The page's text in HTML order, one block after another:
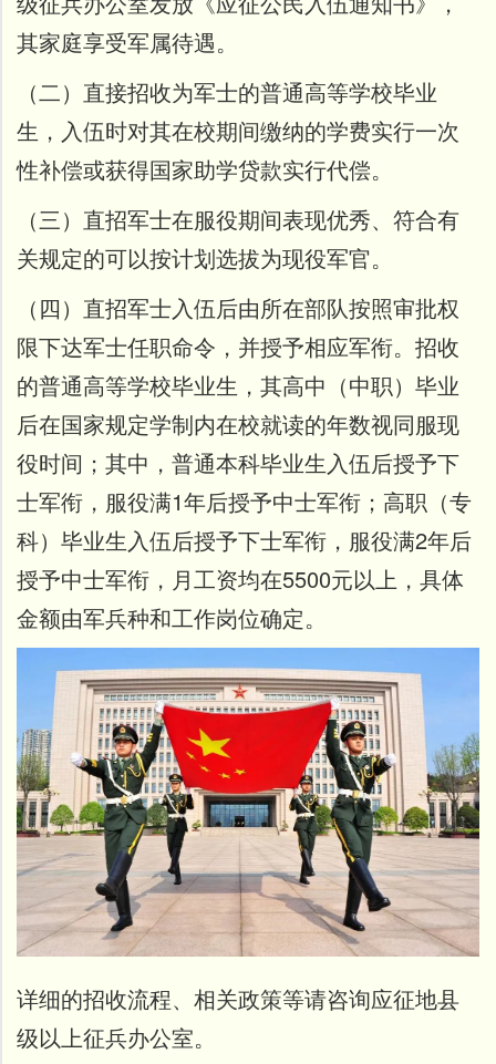
其家庭享受军属待遇。
（二）直接招收为军士的普通高等学校毕业
生，入伍时对其在校期间缴纳的学费实行一次
性补偿或获得国家助学贷款实行代偿。
（三）直招军士在服役期间表现优秀、符合有
关规定的可以按计划选拔为现役军官。
（四）直招军士入伍后由所在部队按照审批权
限下达军士任职命令，并授予相应军衔。招收
的普通高等学校毕业生，其高中（中职）毕业
后在国家规定学制内在校就读的年数视同服现
役时间；其中，普通本科毕业生入伍后授予下
士军衔，服役满1年后授予中士军衔；高职（专
科）毕业生入伍后授予下士军衔，服役满2年后
授予中士军衔，月工资均在5500元以上，具体
金额由军兵种和工作岗位确定。
详细的招收流程、相关政策等请咨询应征地县
级以上征兵办公室。